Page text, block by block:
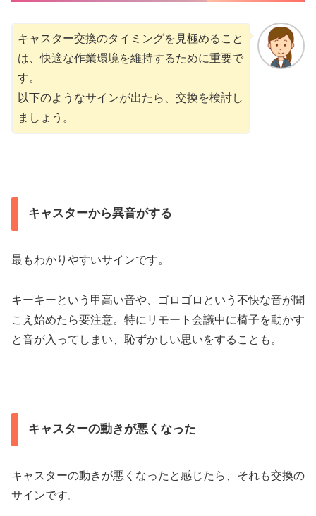
キャスター交換のタイミングを見極めること
は、快適な作業環境を維持するために重要で
す。
以下のようなサインが出たら、交換を検討し
ましょう。
キャスターから異音がする
最もわかりやすいサインです。
キーキーという甲高い音や、ゴロゴロという不快な音が聞
こえ始めたら要注意。特にリモート会議中に椅子を動かす
と音が入ってしまい、恥ずかしい思いをすることも。
キャスターの動きが悪くなった
キャスターの動きが悪くなったと感じたら、それも交換の
サインです。